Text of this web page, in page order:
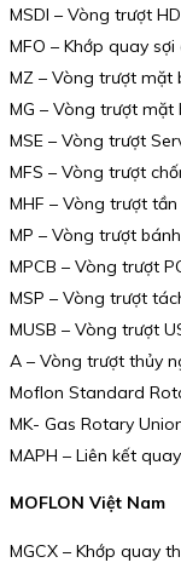
MSDI – Vòng trượt
MFO – Khớp quay
MZ – Vòng trượt mặt
MG – Vòng trượt mặt
MSE – Vòng trượt
MFS – Vòng trượt
MHF – Vòng trượt
MP – Vòng trượt
MPCB – Vòng trượt
MSP – Vòng trượt
MUSB – Vòng trượt
A – Vòng trượt thủy
Moflon Standard
MK- Gas Rotary
MAPH – Liên kết
MOFLON Việt Nam
MGCX – Khớp quay